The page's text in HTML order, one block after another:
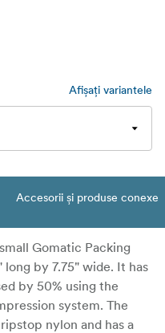
Afișați variantele
Accesorii și produse conexe
Gomatic Packing
long by 7.75" wide. It has
by 50% using the
system. The
nylon and has a